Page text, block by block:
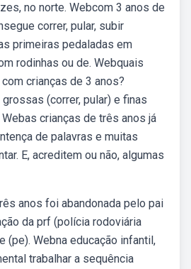
no norte. Webcom 3 anos de
correr, pular, subir
primeiras pedaladas em
rodinhas ou de. Webquais
crianças de 3 anos?
(correr, pular) e finas
Webas crianças de três anos já
de palavras e muitas
E, acreditem ou não, algumas
anos foi abandonada pelo pai
da prf (polícia rodoviária
(pe). Webna educação infantil,
trabalhar a sequência